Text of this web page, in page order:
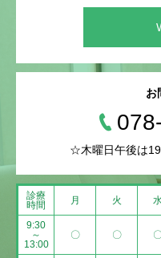
お
☆木曜日午後は
診療
時間
月 火
9:30
～
13:00
〇 〇